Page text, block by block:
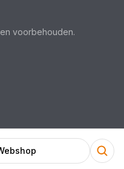
voorbehouden.